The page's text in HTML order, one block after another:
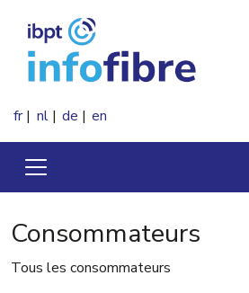
fr nl de en
Consommateurs
Tous les consommateurs